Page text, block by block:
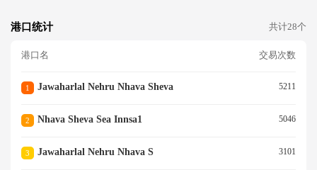
港口统计 共计28个
港口名 交易次数
1 Jawaharlal Nehru Nhava Sheva 5211
2 Nhava Sheva Sea Innsa1 5046
3 Jawaharlal Nehru Nhava S 3101